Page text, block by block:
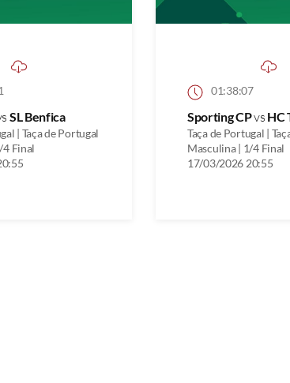
SL Benfica
| Taça de Portugal
Final
01:38:07
Sporting CPvs HC
Taça de Portugal |
Masculina | 1/4 Final
17/03/2026 20:55